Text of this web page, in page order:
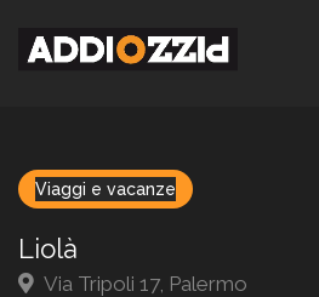
Viaggi e vacanze
Liolà
Via Tripoli 17, Palermo